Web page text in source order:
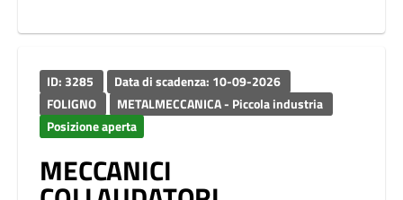
ID: 3285
Data di scadenza: 10-09-2026
FOLIGNO
METALMECCANICA - Piccola industria
Posizione aperta
MECCANICI